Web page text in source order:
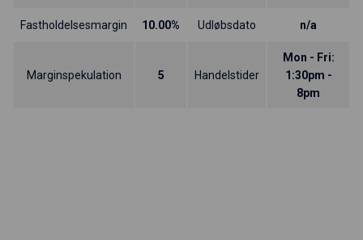
Fastholdelsesmargin 10.00% Udløbsdato n/a
Marginspekulation 5 Handelstider
Mon - Fri:
1:30pm -
8pm